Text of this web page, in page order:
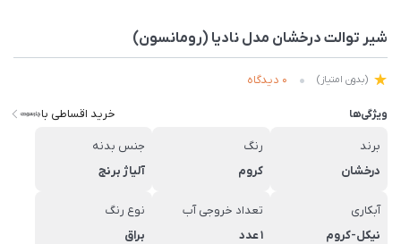
شیر توالت درخشان مدل نادیا (رومانسون)
(بدون امتیاز) 0 دیدگاه
ویژگی‌ها خرید اقساطی با
برند
درخشان
رنگ
کروم
جنس بدنه
آلیاژ برنج
آبکاری
نیکل-کروم
تعداد خروجی آب
1 عدد
نوع رنگ
براق